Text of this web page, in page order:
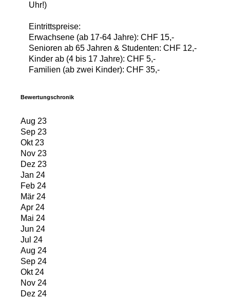
Uhr!)
Eintrittspreise:
Erwachsene (ab 17-64 Jahre): CHF 15,-
Senioren ab 65 Jahren & Studenten: CHF 12,-
Kinder ab (4 bis 17 Jahre): CHF 5,-
Familien (ab zwei Kinder): CHF 35,-
Bewertungschronik
Aug 23
Sep 23
Okt 23
Nov 23
Dez 23
Jan 24
Feb 24
Mär 24
Apr 24
Mai 24
Jun 24
Jul 24
Aug 24
Sep 24
Okt 24
Nov 24
Dez 24